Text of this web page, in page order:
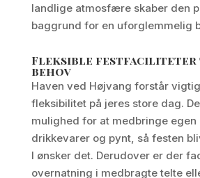
landlige atmosfære skaber den
baggrund for en uforglemmelig
Fleksible festfaciliteter
behov
Haven ved Højvang forstår
fleksibilitet på jeres store dag.
mulighed for at medbringe egen
drikkevarer og pynt, så festen
I ønsker det. Derudover er der
overnatning i medbragte telte